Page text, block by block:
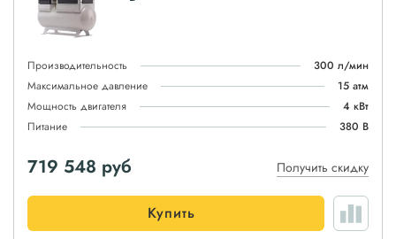
Производительность
300 л/мин
Максимальное давление
15 атм
Мощность двигателя
4 кВт
Питание
380 В
719 548 руб Получить скидку
Купить